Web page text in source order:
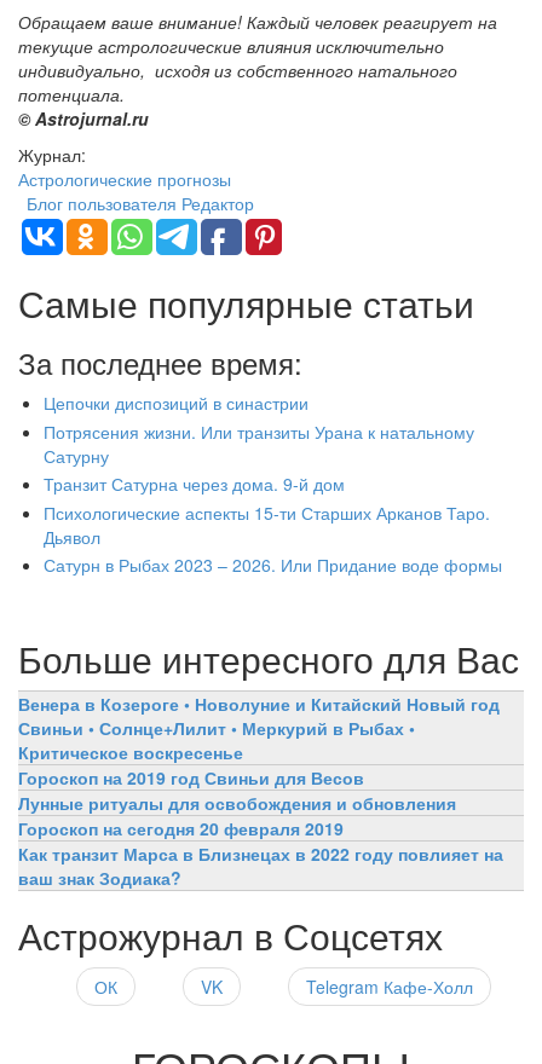
Обращаем ваше внимание! Каждый человек реагирует на
текущие астрологические влияния исключительно
индивидуально, исходя из собственного натального
потенциала.
© Astrojurnal.ru
Журнал:
Астрологические прогнозы
Блог пользователя Редактор
Самые популярные статьи
За последнее время:
Цепочки диспозиций в синастрии
Потрясения жизни. Или транзиты Урана к натальному
Сатурну
Транзит Сатурна через дома. 9-й дом
Психологические аспекты 15-ти Старших Арканов Таро.
Дьявол
Сатурн в Рыбах 2023 – 2026. Или Придание воде формы
Больше интересного для Вас
Венера в Козероге • Новолуние и Китайский Новый год
Свиньи • Солнце+Лилит • Меркурий в Рыбах •
Критическое воскресенье
Гороскоп на 2019 год Свиньи для Весов
Лунные ритуалы для освобождения и обновления
Гороскоп на сегодня 20 февраля 2019
Как транзит Марса в Близнецах в 2022 году повлияет на
ваш знак Зодиака?
Астрожурнал в Соцсетях
ОК VK Telegram Кафе-Холл